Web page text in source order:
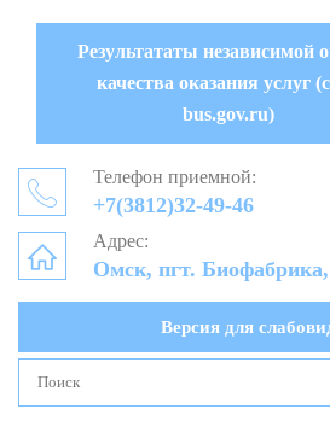
Результататы независимой
качества оказания услуг
bus.gov.ru)
Телефон приемной:
+7(3812)32-49-46
Адрес:
Омск, пгт.
Версия для